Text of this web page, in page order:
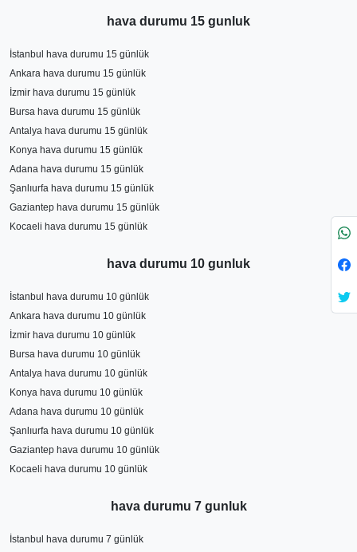
hava durumu 15 gunluk
İstanbul hava durumu 15 günlük
Ankara hava durumu 15 günlük
İzmir hava durumu 15 günlük
Bursa hava durumu 15 günlük
Antalya hava durumu 15 günlük
Konya hava durumu 15 günlük
Adana hava durumu 15 günlük
Şanlıurfa hava durumu 15 günlük
Gaziantep hava durumu 15 günlük
Kocaeli hava durumu 15 günlük
hava durumu 10 gunluk
İstanbul hava durumu 10 günlük
Ankara hava durumu 10 günlük
İzmir hava durumu 10 günlük
Bursa hava durumu 10 günlük
Antalya hava durumu 10 günlük
Konya hava durumu 10 günlük
Adana hava durumu 10 günlük
Şanlıurfa hava durumu 10 günlük
Gaziantep hava durumu 10 günlük
Kocaeli hava durumu 10 günlük
hava durumu 7 gunluk
İstanbul hava durumu 7 günlük